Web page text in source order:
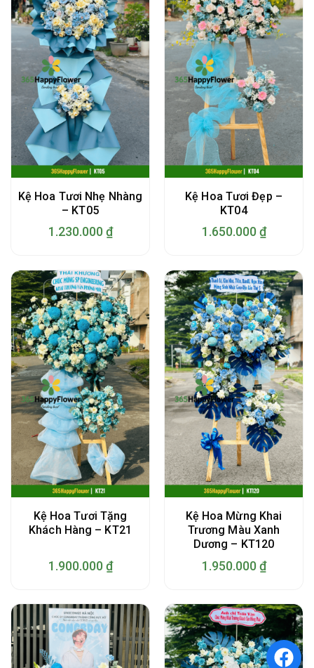
Kệ Hoa Tươi Nhẹ Nhàng
– KT05
1.230.000 ₫
Kệ Hoa Tươi Đẹp –
KT04
1.650.000 ₫
Kệ Hoa Tươi Tặng
Khách Hàng – KT21
1.900.000 ₫
Kệ Hoa Mừng Khai
Trương Màu Xanh
Dương – KT120
1.950.000 ₫